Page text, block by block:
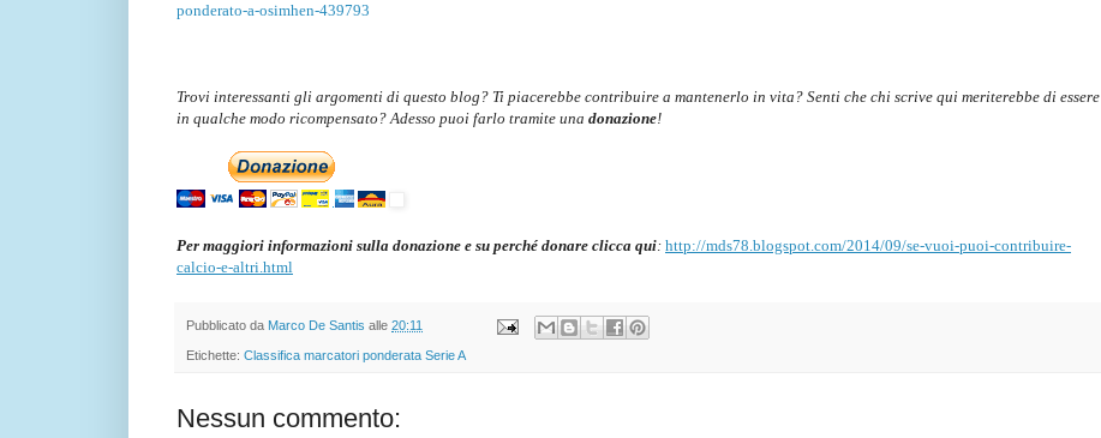
ponderato-a-osimhen-439793
Trovi interessanti gli argomenti di questo blog? Ti piacerebbe contribuire a mantenerlo in vita? Senti che chi scrive qui meriterebbe di essere
in qualche modo ricompensato? Adesso puoi farlo tramite una donazione!
Per maggiori informazioni sulla donazione e su perché donare clicca qui: http://mds78.blogspot.com/2014/09/se-vuoi-puoi-contribuire-
calcio-e-altri.html
Pubblicato da Marco De Santis alle 20:11
Etichette: Classifica marcatori ponderata Serie A
Nessun commento: